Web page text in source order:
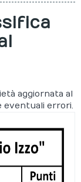
aggiornata al
eventuali errori.